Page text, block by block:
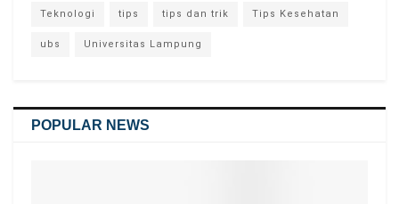
Teknologi tips tips dan trik Tips Kesehatan
ubs Universitas Lampung
POPULAR NEWS